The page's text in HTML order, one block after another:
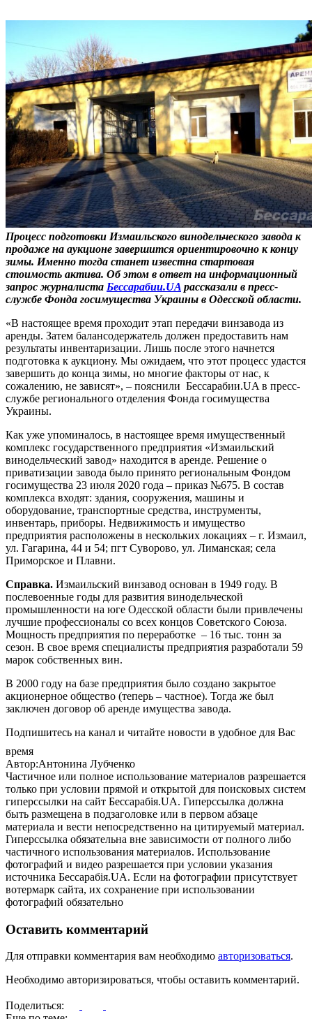
Процесс подготовки Измаильского винодельческого завода к
продаже на аукционе завершится ориентировочно к концу
зимы. Именно тогда станет известна стартовая
стоимость актива. Об этом в ответ на информационный
запрос журналиста Бессарабии.UA рассказали в пресс-
службе Фонда госимущества Украины в Одесской области.
«В настоящее время проходит этап передачи винзавода из
аренды. Затем балансодержатель должен предоставить нам
результаты инвентаризации. Лишь после этого начнется
подготовка к аукциону. Мы ожидаем, что этот процесс удастся
завершить до конца зимы, но многие факторы от нас, к
сожалению, не зависят», – пояснили Бессарабии.UA в пресс-
службе регионального отделения Фонда госимущества
Украины.
Как уже упоминалось, в настоящее время имущественный
комплекс государственного предприятия «Измаильский
винодельческий завод» находится в аренде. Решение о
приватизации завода было принято региональным Фондом
госимущества 23 июля 2020 года – приказ №675. В состав
комплекса входят: здания, сооружения, машины и
оборудование, транспортные средства, инструменты,
инвентарь, приборы. Недвижимость и имущество
предприятия расположены в нескольких локациях – г. Измаил,
ул. Гагарина, 44 и 54; пгт Суворово, ул. Лиманская; села
Приморское и Плавни.
Справка. Измаильский винзавод основан в 1949 году. В
послевоенные годы для развития винодельческой
промышленности на юге Одесской области были привлечены
лучшие профессионалы со всех концов Советского Союза.
Мощность предприятия по переработке – 16 тыс. тонн за
сезон. В свое время специалисты предприятия разработали 59
марок собственных вин.
В 2000 году на базе предприятия было создано закрытое
акционерное общество (теперь – частное). Тогда же был
заключен договор об аренде имущества завода.
Подпишитесь на канал и читайте новости в удобное для Вас
время
Автор:Антонина Лубченко
Частичное или полное использование материалов разрешается
только при условии прямой и открытой для поисковых систем
гиперссылки на сайт Бессарабія.UA. Гиперссылка должна
быть размещена в подзаголовке или в первом абзаце
материала и вести непосредственно на цитируемый материал.
Гиперссылка обязательна вне зависимости от полного либо
частичного использования материалов. Использование
фотографий и видео разрешается при условии указания
источника Бессарабія.UA. Если на фотографии присутствует
вотермарк сайта, их сохранение при использовании
фотографий обязательно
Оставить комментарий
Для отправки комментария вам необходимо авторизоваться.
Необходимо авторизироваться, чтобы оставить комментарий.
Поделиться: